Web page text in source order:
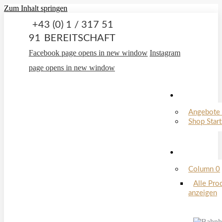
Zum Inhalt springen
+43 (0) 1 / 317 51
91 BEREITSCHAFT
Facebook page opens in new window Instagram
page opens in new window
Angebote
Shop
Column 0
Alle
anzeigen